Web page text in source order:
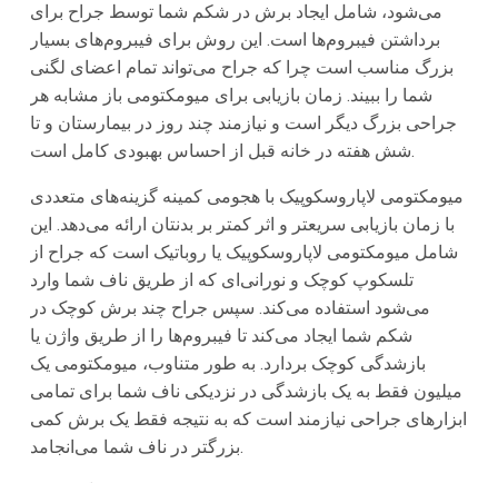
می‌شود، شامل ایجاد برش در شکم شما توسط جراح برای
برداشتن فیبروم‌ها است. این روش برای فیبروم‌های بسیار
بزرگ مناسب است چرا که جراح می‌تواند تمام اعضای لگنی
شما را ببیند. زمان بازیابی برای میومکتومی باز مشابه هر
جراحی بزرگ دیگر است و نیازمند چند روز در بیمارستان و تا
شش هفته در خانه قبل از احساس بهبودی کامل است.
میومکتومی لاپاروسکوپیک با هجومی کمینه گزینه‌های متعددی
با زمان بازیابی سریعتر و اثر کمتر بر بدنتان ارائه می‌دهد. این
شامل میومکتومی لاپاروسکوپیک یا روباتیک است که جراح از
تلسکوپ کوچک و نورانی‌ای که از طریق ناف شما وارد
می‌شود استفاده می‌کند. سپس جراح چند برش کوچک در
شکم شما ایجاد می‌کند تا فیبروم‌ها را از طریق واژن یا
بازشدگی کوچک بردارد. به طور متناوب، میومکتومی یک
میلیون فقط به یک بازشدگی در نزدیکی ناف شما برای تمامی
ابزارهای جراحی نیازمند است که به نتیجه فقط یک برش کمی
بزرگتر در ناف شما می‌انجامد.